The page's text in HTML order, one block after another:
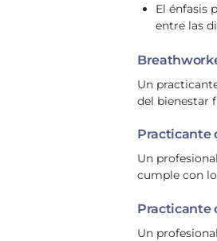
El énfasis
entre las
Un
del bienestar
Practicante
Un
cumple con
Practicante
Un